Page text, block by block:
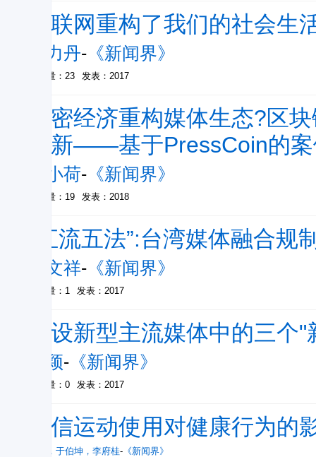
互联网重构了我们的社会生
陈力丹- 《新闻界》
被引量：23 发表：2017
加密经济重构媒体生态?区
创新——基于PressCoin的
谭小荷- 《新闻界》
被引量：19 发表：2018
“汇流五法”:台湾媒体融合规
张文祥- 《新闻界》
被引量：1 发表：2017
建设新型主流媒体中的三个"
蒋颖- 《新闻界》
被引量：0 发表：2017
微信运动使用对健康行为
， 于伯坤 ， 李府桂- 《新闻界》